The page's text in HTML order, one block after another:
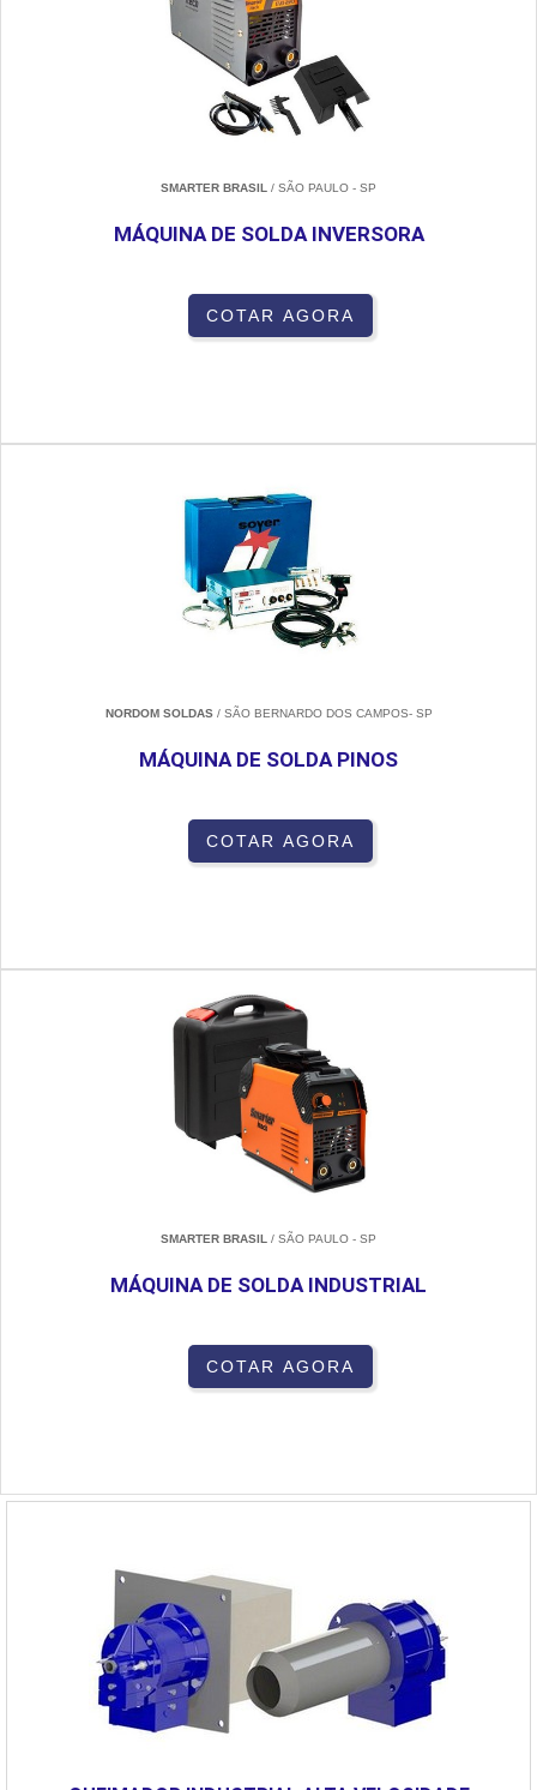
SMARTER BRASIL / SÃO PAULO - SP
MÁQUINA DE SOLDA INVERSORA
COTAR AGORA
NORDOM SOLDAS/ SÃO BERNARDO DOS CAMPOS- SP
MÁQUINA DE SOLDA PINOS
COTAR AGORA
SMARTER BRASIL / SÃO PAULO - SP
MÁQUINA DE SOLDA INDUSTRIAL
COTAR AGORA